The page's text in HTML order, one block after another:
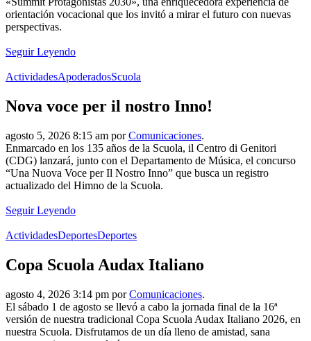
orientación vocacional que los invitó a mirar el futuro con nuevas
perspectivas.
Seguir Leyendo
ActividadesApoderadosScuola
Nova voce per il nostro Inno!
agosto 5, 2026 8:15 am porComunicaciones.
Enmarcado en los 135 años de la Scuola, il Centro di Genitori
(CDG) lanzará, junto con el Departamento de Música, el concurso
“Una Nuova Voce per Il Nostro Inno” que busca un registro
actualizado del Himno de la Scuola.
Seguir Leyendo
ActividadesDeportesDeportes
Copa Scuola Audax Italiano
agosto 4, 2026 3:14 pm porComunicaciones.
El sábado 1 de agosto se llevó a cabo la jornada final de la 16ª
versión de nuestra tradicional Copa Scuola Audax Italiano 2026, en
nuestra Scuola. Disfrutamos de un día lleno de amistad, sana